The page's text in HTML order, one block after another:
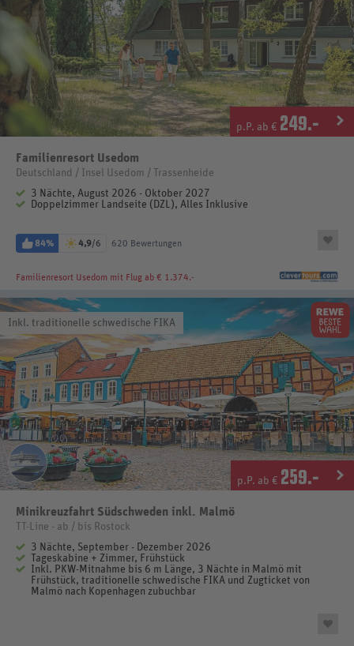
p.P. ab € 249.-
Familienresort Usedom
Deutschland / Insel Usedom / Trassenheide
3 Nächte, August 2026 - Oktober 2027
Doppelzimmer Landseite (DZL), Alles Inklusive
84% 4,9/6 620 Bewertungen
Familienresort Usedom mit Flug ab € 1.374.-
Inkl. traditionelle schwedische FIKA
p.P. ab € 259.-
Minikreuzfahrt Südschweden inkl. Malmö
TT-Line - ab / bis Rostock
3 Nächte, September - Dezember 2026
Tageskabine + Zimmer, Frühstück
Inkl. PKW-Mitnahme bis 6 m Länge, 3 Nächte in Malmö mit
Frühstück, traditionelle schwedische FIKA und Zugticket von
Malmö nach Kopenhagen zubuchbar